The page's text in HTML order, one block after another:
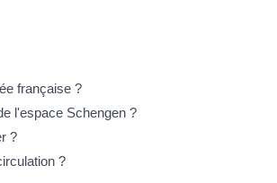
française ?
l'espace Schengen ?
?
?